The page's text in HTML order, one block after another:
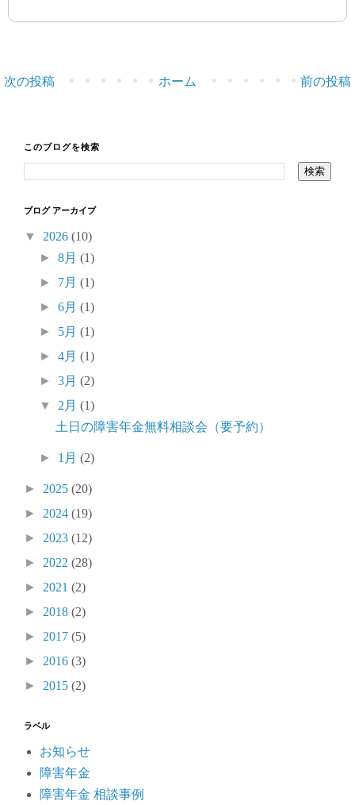
次の投稿 前の投稿
ホーム
このブログを検索
ブログ アーカイブ
▼ 2026 (10)
►8月(1)
► 7月(1)
►6月(1)
► 5月(1)
►4月(1)
►3月(2)
▼ 2月(1)
土日の障害年金無料相談会（要予約）
► 1月(2)
► 2025 (20)
► 2024 (19)
► 2023 (12)
► 2022 (28)
► 2021 (2)
► 2018 (2)
► 2017 (5)
► 2016 (3)
► 2015 (2)
ラベル
お知らせ
障害年金
障害年金 相談事例